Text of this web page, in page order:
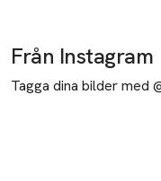
Från Instagram
Tagga dina bilder med